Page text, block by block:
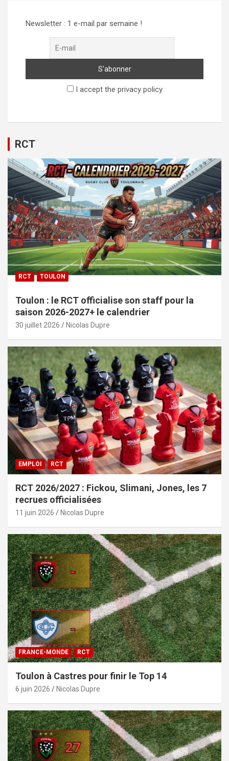
Newsletter : 1 e-mail par semaine !
I accept the privacy policy
RCT
RCT TOULON
Toulon : le RCT officialise son staff pour la
saison 2026-2027+ le calendrier
30 juillet 2026 Nicolas Dupre
EMPLOI RCT
RCT 2026/2027 : Fickou, Slimani, Jones, les 7
recrues officialisées
11 juin 2026 Nicolas Dupre
FRANCE-MONDE RCT
Toulon à Castres pour finir le Top 14
6 juin 2026 Nicolas Dupre